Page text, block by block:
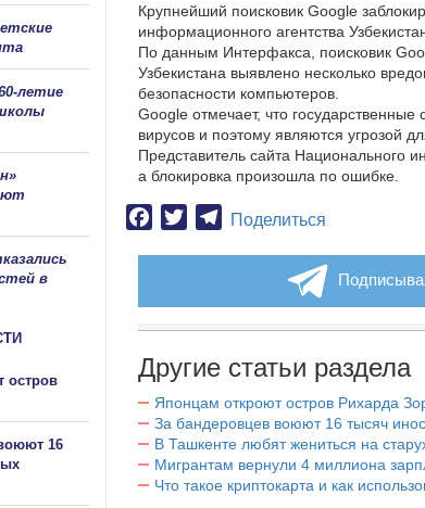
Крупнейший поисковик Google
информационного агентства
По данным Интерфакса, поисковик
Узбекистана выявлено несколько
безопасности компьютеров.
Google отмечает, что
вирусов и поэтому являются угрозой
Представитель сайта Национального
а блокировка произошла по ошибке.
Facebook
TwitterTelegram
Поделиться
Другие статьи раздела
Японцам откроют остров Рихарда
За бандеровцев воюют 16 тысяч
В Ташкенте любят жениться на
Мигрантам вернули 4 миллиона
Что такое криптокарта и как
летие
в
остров
16